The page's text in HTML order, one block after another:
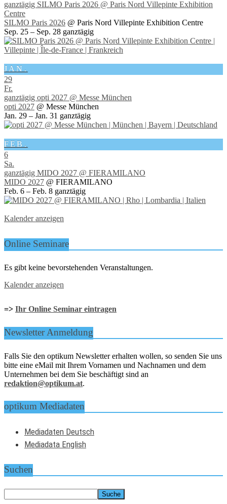
ganztägig SILMO Paris 2026 @ Paris Nord Villepinte Exhibition
Centre
SILMO Paris 2026 @ Paris Nord Villepinte Exhibition Centre
Sep. 25 – Sep. 28 ganztägig
JAN.
29
Fr.
ganztägig opti 2027 @ Messe München
opti 2027 @ Messe München
Jan. 29 – Jan. 31 ganztägig
FEB.
6
Sa.
ganztägig MIDO 2027 @ FIERAMILANO
MIDO 2027 @ FIERAMILANO
Feb. 6 – Feb. 8 ganztägig
Kalender anzeigen
Online Seminare
Es gibt keine bevorstehenden Veranstaltungen.
Kalender anzeigen
=> Ihr Online Seminar eintragen
Newsletter Anmeldung
Falls Sie den optikum Newsletter erhalten wollen, so senden Sie uns
bitte eine eMail mit Ihrem Vornamen und Nachnamen und dem
Unternehmen bei dem Sie beschäftigt sind an
redaktion@optikum.at.
optikum Mediadaten
Mediadaten Deutsch
Mediadata English
Suchen